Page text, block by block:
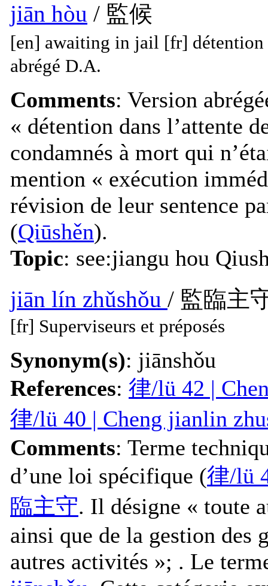
jiān hòu / 監候
[en] awaiting in jail [fr] détention
abrégé D.A.
Comments: Version
« détention dans l’attente
condamnés à mort qui
mention « exécution
révision de leur sentence
(Qiūshěn).
Topic: see:jiangu hou
jiān lín zhǔshǒu / 監臨主
[fr] Superviseurs et préposés
Synonym(s): jiānshǒu
References: 律/lü 42 |
律/lü 40 | Cheng jianlin
Comments: Terme
d’une loi spécifique (律/lü
臨主守. Il désigne « toute
ainsi que de la gestion des
autres activités »; . Le